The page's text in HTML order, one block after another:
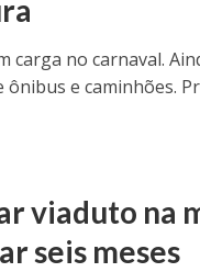
carga no carnaval.
ônibus e caminhões.
viaduto na
seis meses